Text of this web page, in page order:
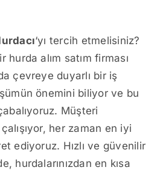
‘yı tercih etmelisiniz?
hurda alım satım firması
çevreye duyarlı bir iş
önemini biliyor ve bu
Müşteri
her zaman en iyi
ediyoruz. Hızlı ve güvenilir
hurdalarınızdan en kısa